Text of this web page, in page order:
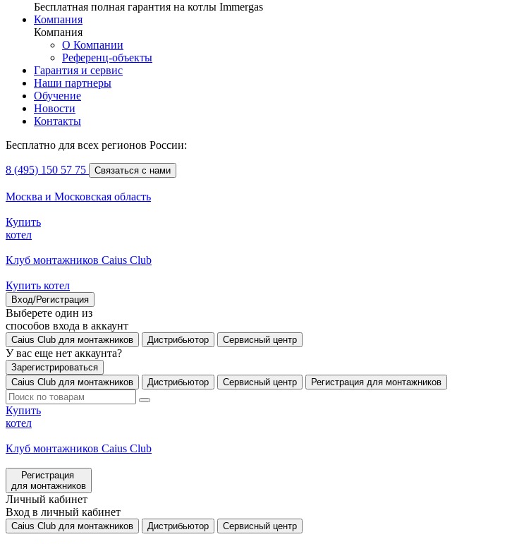
Бесплатная полная гарантия на котлы Immergas
Компания
Компания
О Компании
Референц-объекты
Гарантия и сервис
Наши партнеры
Обучение
Новости
Контакты
Бесплатно для всех регионов России:
8 (495) 150 57 75 Связаться с нами
Москва и Московская область
Купить
котел
Клуб монтажников Caius Club
Купить котел
Вход/Регистрация
Выберете один из
способов входа в аккаунт
Caius Club для монтажников Дистрибьютор Сервисный центр
У вас еще нет аккаунта?
Зарегистрироваться
Caius Club для монтажников
Дистрибьютор Сервисный центр Регистрация для монтажников
Купить
котел
Клуб монтажников Caius Club
Регистрация
для монтажников
Личный кабинет
Вход в личный кабинет
Caius Club для монтажников Дистрибьютор Сервисный центр